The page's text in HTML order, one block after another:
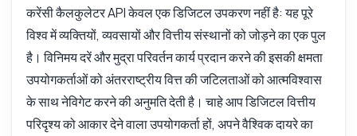
करेंसी कैलकुलेटर API केवल एक डिजिटल उपकरण नहीं है: यह पूरे
विश्व में व्यक्तियों, व्यवसायों और वित्तीय संस्थानों को जोड़ने का एक पुल
है। विनिमय दरें और मुद्रा परिवर्तन कार्य प्रदान करने की इसकी क्षमता
उपयोगकर्ताओं को अंतरराष्ट्रीय वित्त की जटिलताओं को आत्मविश्वास
के साथ नेविगेट करने की अनुमति देती है। चाहे आप डिजिटल वित्तीय
परिदृश्य को आकार देने वाला उपयोगकर्ता हों, अपने वैश्विक दायरे का